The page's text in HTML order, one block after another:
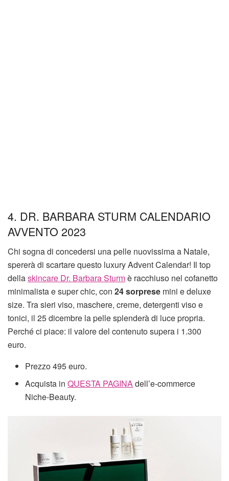
4. DR. BARBARA STURM CALENDARIO
AVVENTO 2023
Chi sogna di concedersi una pelle nuovissima a Natale,
spererà di scartare questo luxury Advent Calendar! Il top
dellaskincare Dr. Barbara Sturmè racchiuso nel cofanetto
minimalista e super chic, con 24 sorprese mini e deluxe
size. Tra sieri viso, maschere, creme, detergenti viso e
tonici, il 25 dicembre la pelle splenderà di luce propria.
Perché ci piace: il valore del contenuto supera i 1.300
euro.
Prezzo 495 euro.
Acquista inQUESTA PAGINA dell’e-commerce
Niche-Beauty.